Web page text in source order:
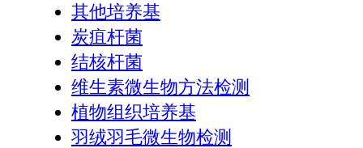
其他培养基
炭疽杆菌
结核杆菌
维生素微生物方法检测
植物组织培养基
羽绒羽毛微生物检测